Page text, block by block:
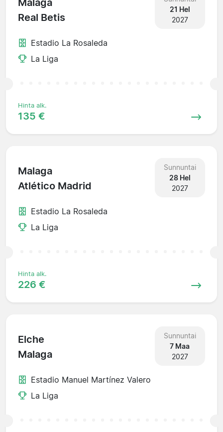
Malaga
Real Betis
21 Hel
2027
Estadio La Rosaleda
La Liga
Hinta alk.
135 €
Malaga
Atlético Madrid
Sunnuntai
28 Hel
2027
Estadio La Rosaleda
La Liga
Hinta alk.
226 €
Elche
Malaga
Sunnuntai
7 Maa
2027
Estadio Manuel Martínez Valero
La Liga